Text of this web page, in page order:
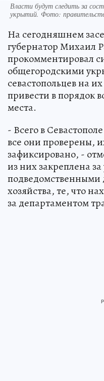
Власти будут следить за
укрытий. Фото:
На сегодняшнем
губернатор Михаил
прокомментировал
общегородскими
севастопольцев на
привести в порядок
места.
- Всего в
все они проверены,
зафиксировано, -
из них закреплена
подведомственными
хозяйства, те, что
за департаментом